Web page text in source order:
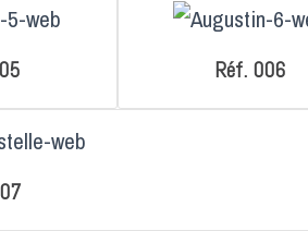
Réf. 006